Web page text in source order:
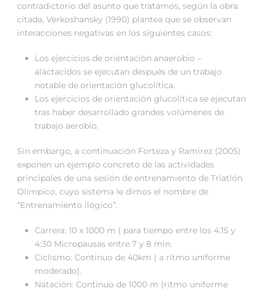
contradictorio del asunto que tratamos, según la obra
citada, Verkoshansky (1990) plantea que se observan
interacciones negativas en los siguientes casos:
Los ejercicios de orientación anaerobio –
aláctacidos se ejecutan después de un trabajo
notable de orientación glucolítica.
Los ejercicios de orientación glucolítica se ejecutan
tras haber desarrollado grandes volúmenes de
trabajo aerobio.
Sin embargo, a continuación Forteza y Ramirez (2005)
exponen un ejemplo concreto de las actividades
principales de una sesión de entrenamiento de Triatlón
Olímpico, cuyo sistema le dimos el nombre de
“Entrenamiento ilógico”.
Carrera: 10 x 1000 m ( para tiempo entre los 4:15 y
4:30 Micropausas entre 7 y 8 min.
Ciclismo: Continuo de 40km ( a ritmo uniforme
moderado).
Natación: Continuo de 1000 m (ritmo uniforme